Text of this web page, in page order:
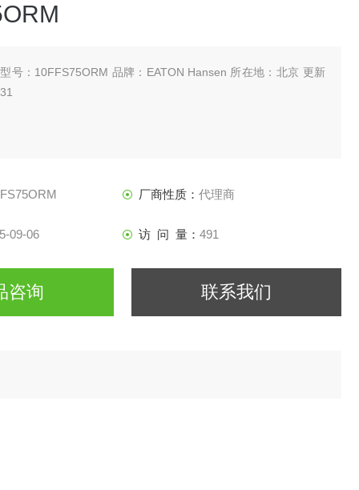
号：10FFS75ORM 品牌：EATON Hansen 所在地：北京 更新
厂商性质： 代理商
09-06 访 问 量： 491
咨询 联系我们